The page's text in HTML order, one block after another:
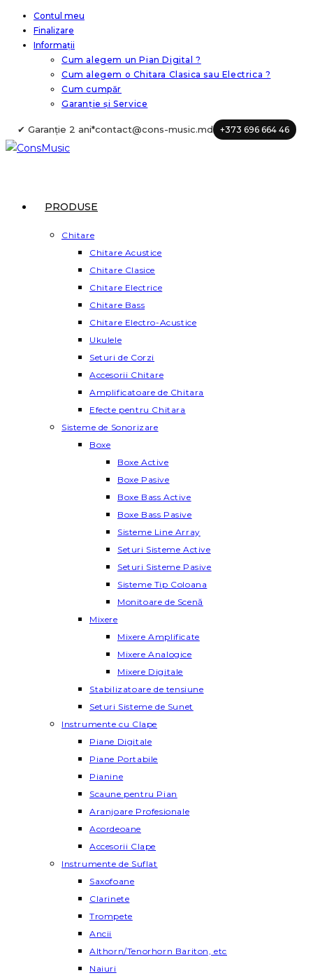
Skip
content
Contul meu
Finalizare
Informații
Cum alegem un Pian Digital ?
Cum alegem o Chitara Clasica sau Electrica ?
Cum cumpăr
Garanție și Service
✔ Garanție 2 ani*contact@cons-music.md +373 696 664 46
PRODUSE
Chitare
Chitare Acustice
Chitare Clasice
Chitare Electrice
Chitare Bass
Chitare Electro-Acustice
Ukulele
Seturi de Corzi
Accesorii Chitare
Amplificatoare de Chitara
Efecte pentru Chitara
Sisteme de Sonorizare
Boxe
Boxe Active
Boxe Pasive
Boxe Bass Active
Boxe Bass Pasive
Sisteme Line Array
Seturi Sisteme Active
Seturi Sisteme Pasive
Sisteme Tip Coloana
Monitoare de Scenă
Mixere
Mixere Amplificate
Mixere Analogice
Mixere Digitale
Stabilizatoare de tensiune
Seturi Sisteme de Sunet
Instrumente cu Clape
Piane Digitale
Piane Portabile
Pianine
Scaune pentru Pian
Aranjoare Profesionale
Acordeoane
Accesorii Clape
Instrumente de Suflat
Saxofoane
Clarinete
Trompete
Ancii
Althorn/Tenorhorn Bariton, etc
Naiuri